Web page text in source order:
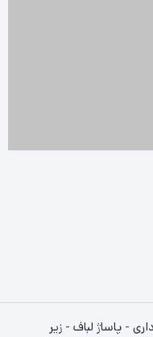
- پاساژ لباف - زیر